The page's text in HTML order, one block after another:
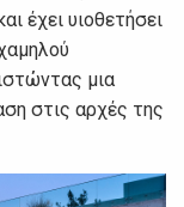
έχει υιοθετήσει
μια
στις αρχές της